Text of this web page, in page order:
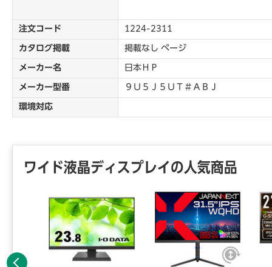
注文コード 1224-2311
カタログ掲載 掲載なし ページ
メーカー名 日本ＨＰ
メーカー型番 ９Ｕ５Ｊ５ＵＴ＃ＡＢＪ
環境対応
ワイド液晶ディスプレイの人気商品